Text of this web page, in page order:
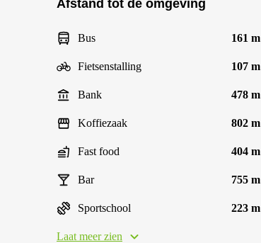
Afstand tot de omgeving
Bus 161 m
Fietsenstalling 107 m
Bank 478 m
Koffiezaak 802 m
Fast food 404 m
Bar 755 m
Sportschool 223 m
Laat meer zien